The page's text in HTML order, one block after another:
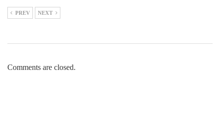
PREV NEXT
Comments are closed.